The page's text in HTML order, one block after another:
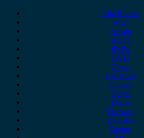
Alfa Romeo
Audi
Austin
Acura
BMW
BYD
Chery
Chevrolet
Citroen
Cupra
Dacia
Daewoo
Daihatsu
Dodge